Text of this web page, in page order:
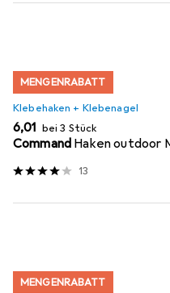
MENGENRABATT
Klebehaken + Klebenagel
EUR
6,01 bei 3 Stück
Command Haken outdoor
13
MENGENRABATT